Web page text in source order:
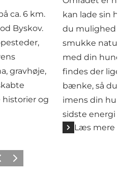
ca. 6 km.
Byskov.
gravhøje,
historier og
kan lade sin
du mulighed
smukke
med din
findes der
bænke, så du
imens din
sidste energi
Læs mere
Næste